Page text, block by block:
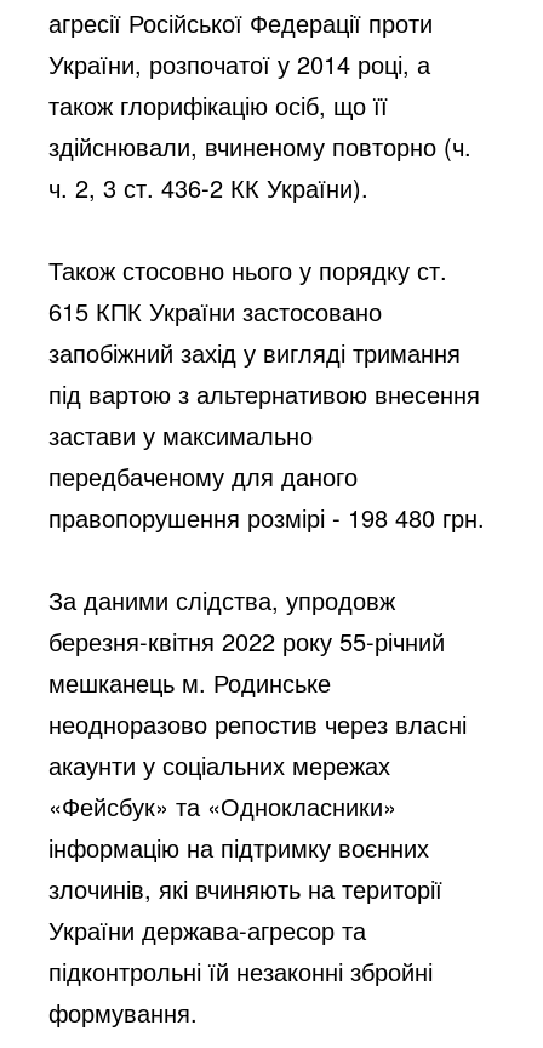
агресії Російської Федерації проти
України, розпочатої у 2014 році, а
також глорифікацію осіб, що її
здійснювали, вчиненому повторно (ч.
ч. 2, 3 ст. 436-2 КК України).
Також стосовно нього у порядку ст.
615 КПК України застосовано
запобіжний захід у вигляді тримання
під вартою з альтернативою внесення
застави у максимально
передбаченому для даного
правопорушення розмірі - 198 480 грн.
За даними слідства, упродовж
березня-квітня 2022 року 55-річний
мешканець м. Родинське
неодноразово репостив через власні
акаунти у соціальних мережах
«Фейсбук» та «Однокласники»
інформацію на підтримку воєнних
злочинів, які вчиняють на території
України держава-агресор та
підконтрольні їй незаконні збройні
формування.